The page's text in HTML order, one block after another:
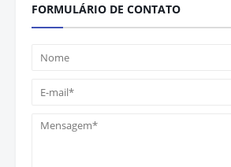
FORMULÁRIO DE CONTATO